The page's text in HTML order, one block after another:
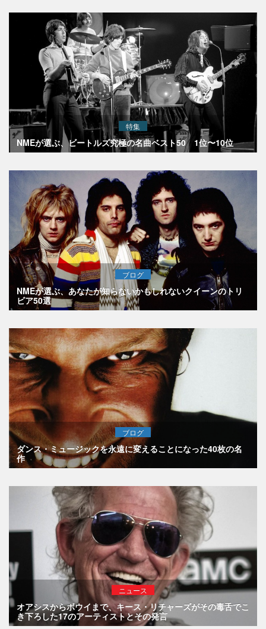
特集
NMEが選ぶ、ビートルズ究極の名曲ベスト50 1位〜10位
ブログ
NMEが選ぶ、あなたが知らないかもしれないクイーンのトリ
ビア50選
ブログ
ダンス・ミュージックを永遠に変えることになった40枚の名
作
ニュース
オアシスからボウイまで、キース・リチャーズがその毒舌でこ
き下ろした17のアーティストとその発言